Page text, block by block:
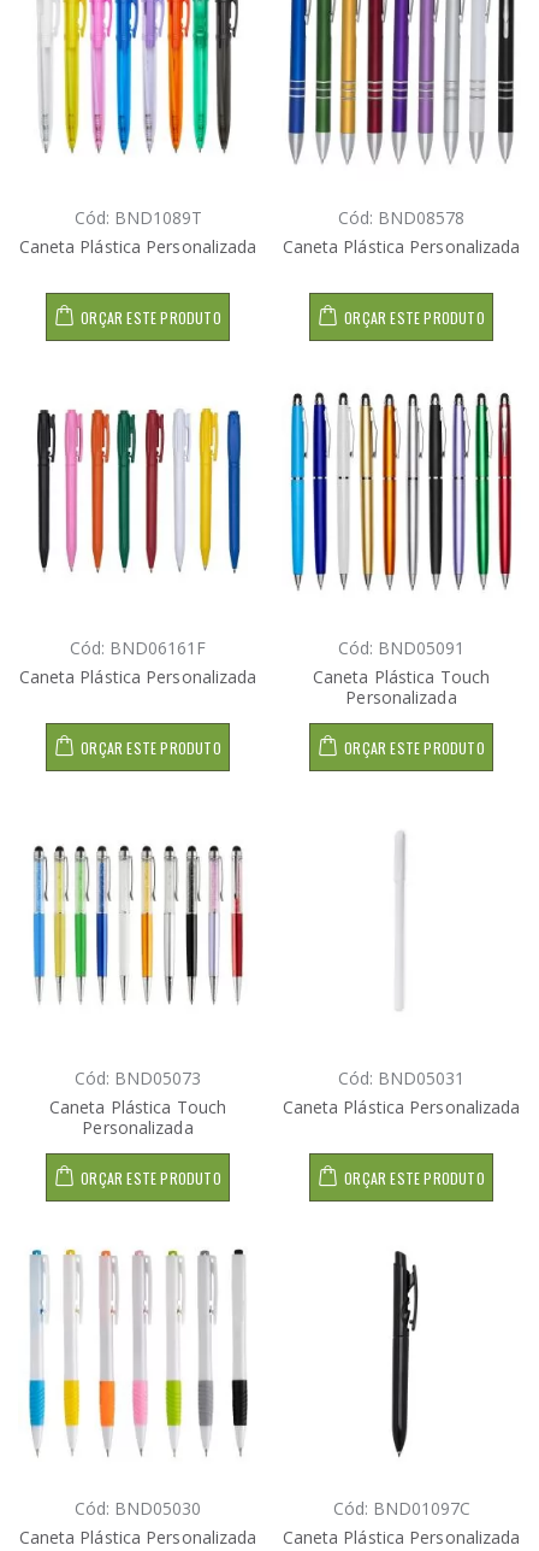
Cód: BND1089T
Caneta Plástica Personalizada
ORÇAR ESTE PRODUTO
Cód: BND08578
Caneta Plástica Personalizada
ORÇAR ESTE PRODUTO
Cód: BND06161F
Caneta Plástica Personalizada
ORÇAR ESTE PRODUTO
Cód: BND05091
Caneta Plástica Touch
Personalizada
ORÇAR ESTE PRODUTO
Cód: BND05073
Caneta Plástica Touch
Personalizada
ORÇAR ESTE PRODUTO
Cód: BND05031
Caneta Plástica Personalizada
ORÇAR ESTE PRODUTO
Cód: BND05030
Caneta Plástica Personalizada
Cód: BND01097C
Caneta Plástica Personalizada